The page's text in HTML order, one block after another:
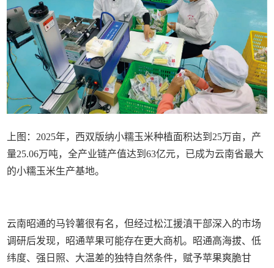
上图：2025年，西双版纳小糯玉米种植面积达到25万亩，产
量25.06万吨，全产业链产值达到63亿元，已成为云南省最大
的小糯玉米生产基地。
云南昭通的马铃薯很有名，但经过松江援滇干部深入的市场
调研后发现，昭通苹果可能存在更大商机。昭通高海拔、低
纬度、强日照、大温差的独特自然条件，赋予苹果爽脆甘